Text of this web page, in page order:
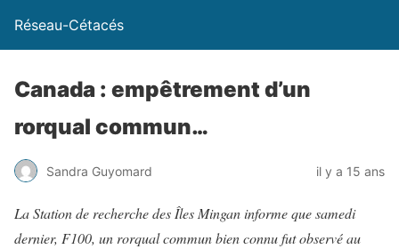
Réseau-Cétacés
Canada : empêtrement d’un
rorqual commun…
Sandra Guyomard il y a 15 ans
La Station de recherche des Îles Mingan informe que samedi
dernier, F100, un rorqual commun bien connu fut observé au